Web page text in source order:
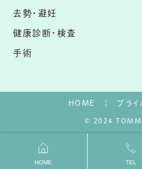
去勢・避妊
健康診断・検査
手術
HOME プラ
© 2024
HOME TEL